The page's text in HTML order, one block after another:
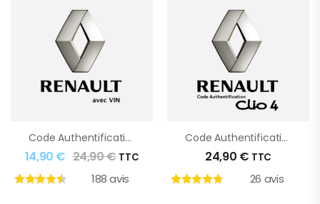
Code Authentification Renault
14,90 € 24,90€ TTC
188 avis
Code Authentification Clio 4
24,90 € TTC
26 avis